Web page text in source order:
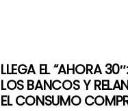
LLEGA EL “AHORA
LOS BANCOS Y
EL CONSUMO